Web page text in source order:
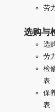
劳
选购与
选
劳
检
表
保
表